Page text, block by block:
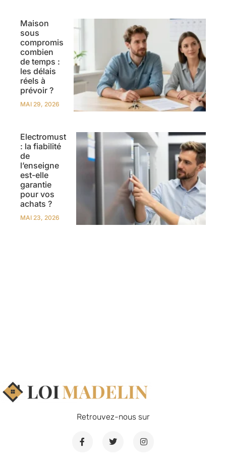
Maison
sous
compromis
combien
de temps :
les délais
réels à
prévoir ?
MAI 29, 2026
Electromust
: la fiabilité
de
l’enseigne
est-elle
garantie
pour vos
achats ?
MAI 23, 2026
Retrouvez-nous sur